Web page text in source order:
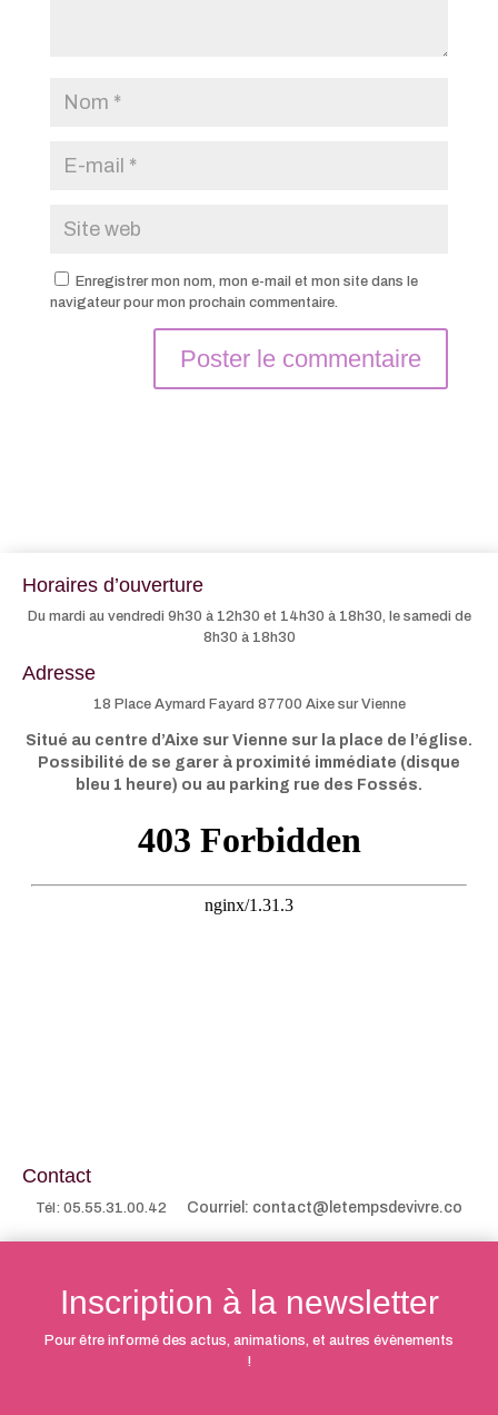
Enregistrer mon nom, mon e-mail et mon site dans le
navigateur pour mon prochain commentaire.
Horaires d’ouverture
Du mardi au vendredi 9h30 à 12h30 et 14h30 à 18h30, le samedi de
8h30 à 18h30
Adresse
18 Place Aymard Fayard 87700 Aixe sur Vienne
Situé au centre d’Aixe sur Vienne sur la place de l’église.
Possibilité de se garer à proximité immédiate (disque
bleu 1 heure) ou au parking rue des Fossés.
Contact
Tél: 05.55.31.00.42 Courriel: contact@letempsdevivre.co
Inscription à la newsletter
Pour être informé des actus, animations, et autres évènements
!